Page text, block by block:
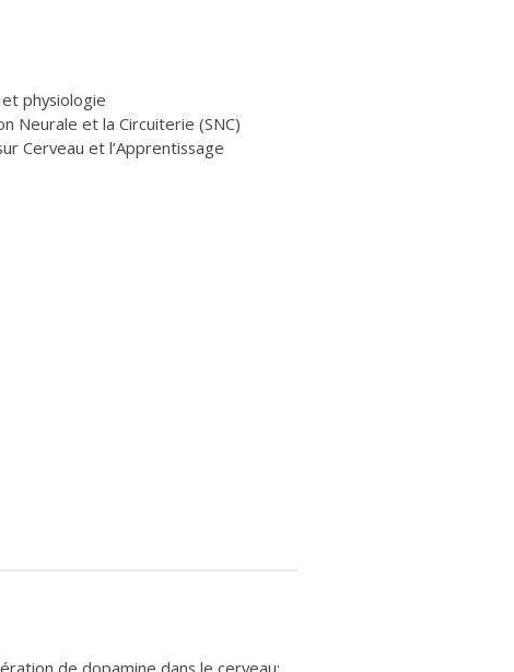
physiologie
Neurale et la Circuiterie (SNC)
Cerveau et l’Apprentissage